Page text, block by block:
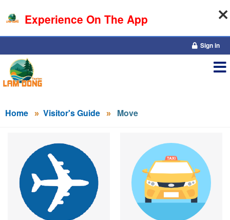
10-08-2026, 12:20:19
Sign in
Home Visitor's Guide Move
Experience On The App